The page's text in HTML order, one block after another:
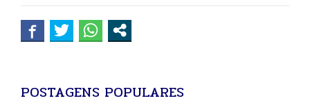
POSTAGENS POPULARES